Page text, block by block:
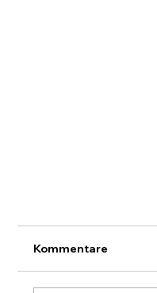
Kommentare